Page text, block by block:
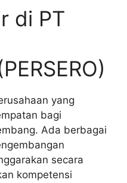
di PT
yang
bagi
Ada berbagai
secara
kompetensi